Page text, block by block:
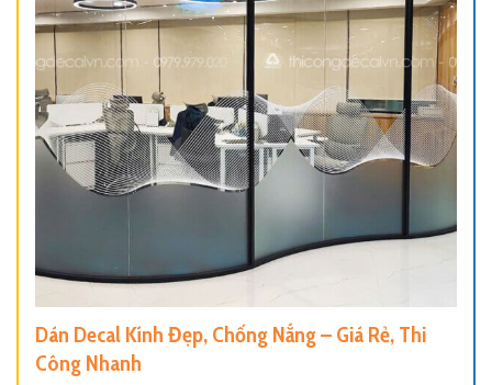
Dán Decal Kính Đẹp, Chống Nắng – Giá Rẻ, Thi
Công Nhanh